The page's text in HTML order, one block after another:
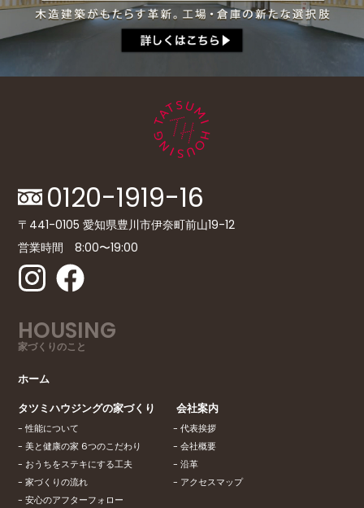
0120-1919-16
〒441-0105 愛知県豊川市伊奈町前山19-12
営業時間 8:00〜19:00
HOUSING
家づくりのこと
ホーム
タツミハウジングの家づくり
会社案内
性能について
代表挨拶
美と健康の家 6つのこだわり
会社概要
おうちをステキにする工夫
沿革
家づくりの流れ
アクセスマップ
安心のアフターフォロー